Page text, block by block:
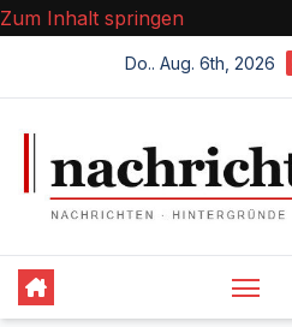
Zum Inhalt springen
Do.. Aug. 6th, 2026